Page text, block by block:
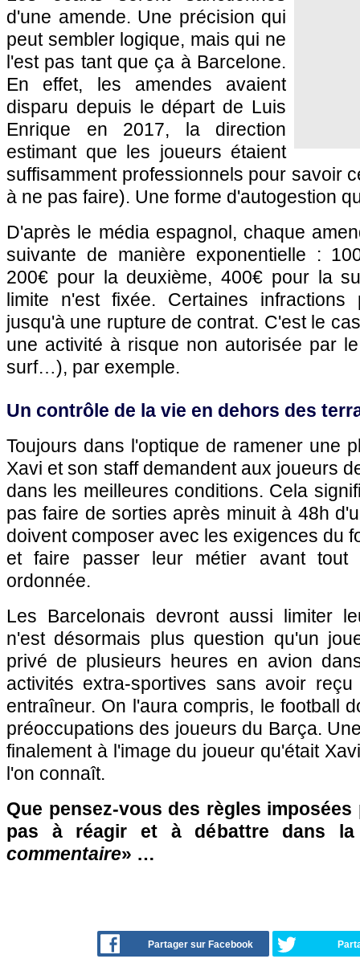
d'une amende. Une précision qui
peut sembler logique, mais qui ne
l'est pas tant que ça à Barcelone.
En effet, les amendes avaient
disparu depuis le départ de Luis
Enrique en 2017, la direction
estimant que les joueurs étaient
suffisamment professionnels pour savoir
à ne pas faire). Une forme d'autogestion
D'après le média espagnol, chaque
suivante de manière exponentielle :
200€ pour la deuxième, 400€ pour la
limite n'est fixée. Certaines infractions
jusqu'à une rupture de contrat. C'est le
une activité à risque non autorisée par
surf…), par exemple.
Un contrôle de la vie en dehors des
Toujours dans l'optique de ramener une
Xavi et son staff demandent aux joueurs
dans les meilleures conditions. Cela
pas faire de sorties après minuit à 48h
doivent composer avec les exigences du
et faire passer leur métier avant tout
ordonnée.
Les Barcelonais devront aussi limiter
n'est désormais plus question qu'un
privé de plusieurs heures en avion
activités extra-sportives sans avoir
entraîneur. On l'aura compris, le football
préoccupations des joueurs du Barça.
finalement à l'image du joueur qu'était
l'on connaît.
Que pensez-vous des règles
pas à réagir et à débattre dans
commentaire» …
Partager sur Facebook